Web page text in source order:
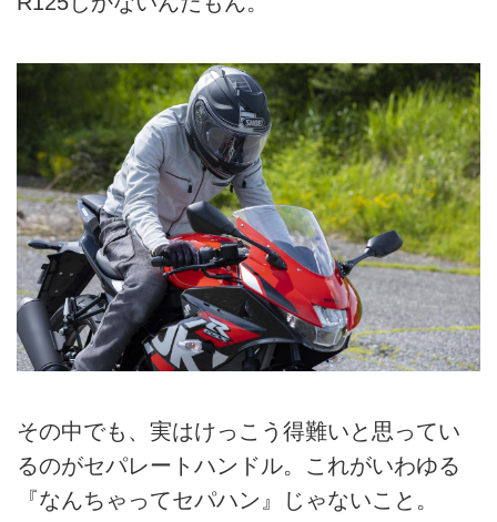
その中でも、実はけっこう得難いと思ってい
るのがセパレートハンドル。これがいわゆる
『なんちゃってセパハン』じゃないこと。